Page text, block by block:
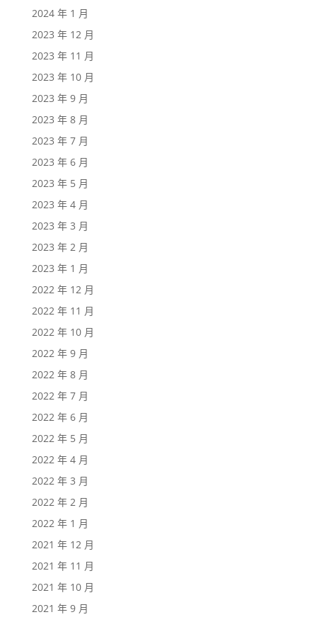
2024 年 1 月
2023 年 12 月
2023 年 11 月
2023 年 10 月
2023 年 9 月
2023 年 8 月
2023 年 7 月
2023 年 6 月
2023 年 5 月
2023 年 4 月
2023 年 3 月
2023 年 2 月
2023 年 1 月
2022 年 12 月
2022 年 11 月
2022 年 10 月
2022 年 9 月
2022 年 8 月
2022 年 7 月
2022 年 6 月
2022 年 5 月
2022 年 4 月
2022 年 3 月
2022 年 2 月
2022 年 1 月
2021 年 12 月
2021 年 11 月
2021 年 10 月
2021 年 9 月